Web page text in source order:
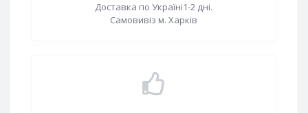
Доставка по Україні1-2 дні.
Самовивіз м. Харків